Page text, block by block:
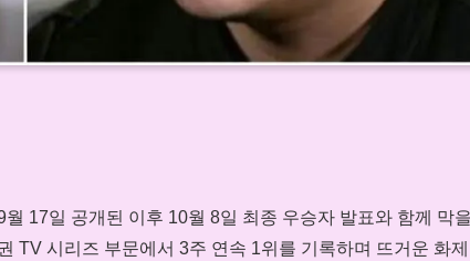
17일 공개된 이후 10월 8일 최종 우승자 발표와 함께 막
TV 시리즈 부문에서 3주 연속 1위를 기록하며 뜨거운 화제